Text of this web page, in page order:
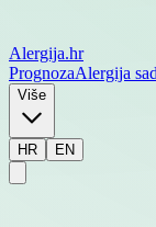
Alergija.hr
PrognozaAlergija
Više
HR EN